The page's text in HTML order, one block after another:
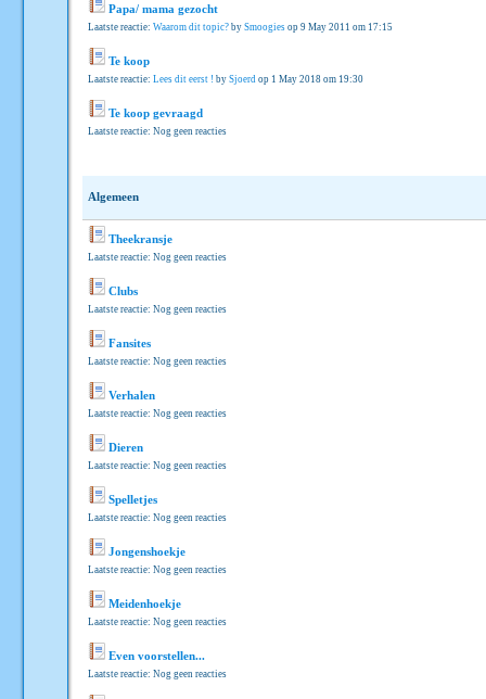
Papa/ mama gezocht
Laatste reactie: Waarom dit topic? by Smoogies op 9 May 2011 om 17:15
Te koop
Laatste reactie: Lees dit eerst ! by Sjoerd op 1 May 2018 om 19:30
Te koop gevraagd
Laatste reactie: Nog geen reacties
Algemeen
Theekransje
Laatste reactie: Nog geen reacties
Clubs
Laatste reactie: Nog geen reacties
Fansites
Laatste reactie: Nog geen reacties
Verhalen
Laatste reactie: Nog geen reacties
Dieren
Laatste reactie: Nog geen reacties
Spelletjes
Laatste reactie: Nog geen reacties
Jongenshoekje
Laatste reactie: Nog geen reacties
Meidenhoekje
Laatste reactie: Nog geen reacties
Even voorstellen...
Laatste reactie: Nog geen reacties